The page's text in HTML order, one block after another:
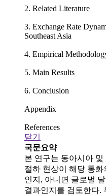
2. Related Literature
3. Exchange Rate
Southeast Asia
4. Empirical
5. Main Results
6. Conclusion
Appendix
References
닫기
국문요약
본 연구는 동아시아
절하 현상이 해당 통
인지, 아니면 글로벌
결과인지를 검토한다.